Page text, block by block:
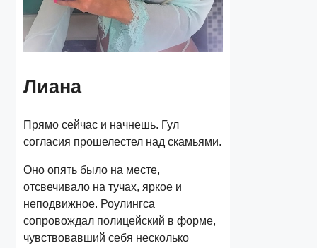
Лиана
Прямо сейчас и начнешь. Гул
согласия прошелестел над скамьями.
Оно опять было на месте,
отсвечивало на тучах, яркое и
неподвижное. Роулингса
сопровождал полицейский в форме,
чувствовавший себя несколько